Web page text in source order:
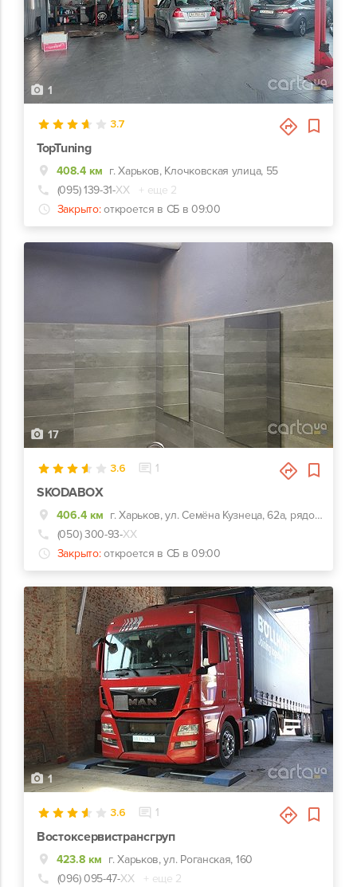
1
3.7
TopTuning
408.4 км г. Харьков, Клочковская улица, 55
(095) 139-31-ХХ
+ еще 2
Закрыто: откроется в СБ в 09:00
17
3.6 1
SKODABOX
406.4 км
г. Харьков, ул. Семёна Кузнеца, 62а, рядом Воробьевы горы на Полях и Барс
(050) 300-93-ХХ
Закрыто: откроется в СБ в 09:00
1
3.6 1
Востоксервистрансгруп
423.8 км г. Харьков, ул. Роганская, 160
(096) 095-47-ХХ
+ еще 2